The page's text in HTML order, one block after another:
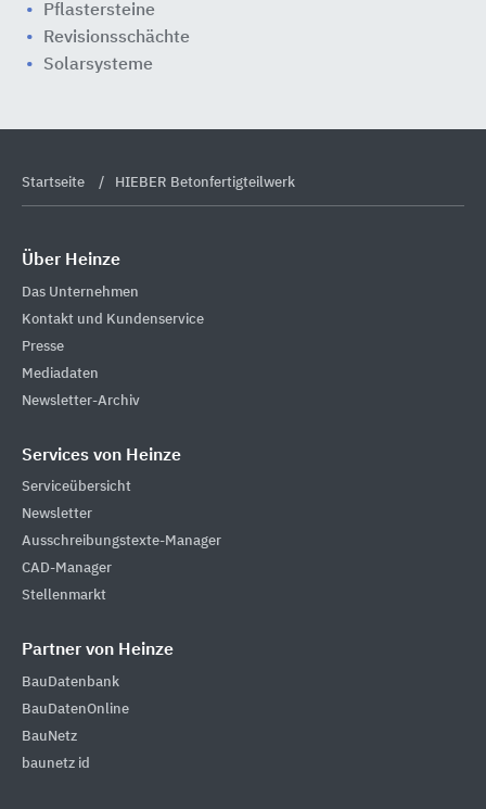
Pflastersteine
Revisionsschächte
Solarsysteme
Startseite HIEBER Betonfertigteilwerk
Über Heinze
Das Unternehmen
Kontakt und Kundenservice
Presse
Mediadaten
Newsletter-Archiv
Services von Heinze
Serviceübersicht
Newsletter
Ausschreibungstexte-Manager
CAD-Manager
Stellenmarkt
Partner von Heinze
BauDatenbank
BauDatenOnline
BauNetz
baunetz id